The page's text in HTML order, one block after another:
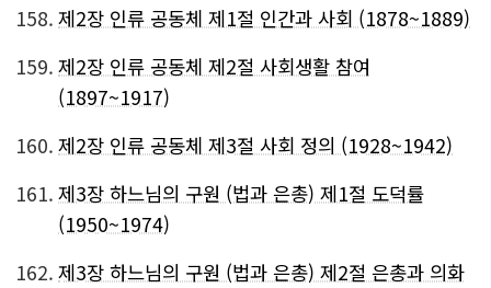
158. 제2장 인류 공동체 제1절 인간과 사회 (1878~1889)
159. 제2장 인류 공동체 제2절 사회생활 참여
(1897~1917)
160. 제2장 인류 공동체 제3절 사회 정의 (1928~1942)
161. 제3장 하느님의 구원 (법과 은총) 제1절 도덕률
(1950~1974)
162. 제3장 하느님의 구원 (법과 은총) 제2절 은총과 의화